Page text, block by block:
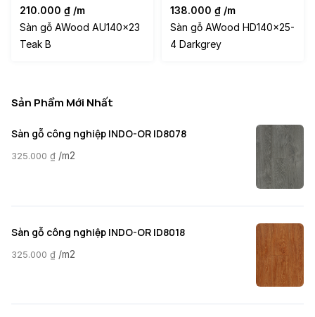
210.000 ₫ /m
Sàn gỗ AWood AU140x23
Teak B
138.000 ₫ /m
Sàn gỗ AWood HD140x25-
4 Darkgrey
Sản Phẩm Mới Nhất
Sàn gỗ công nghiệp INDO-OR ID8078
325.000 ₫ /m2
Sàn gỗ công nghiệp INDO-OR ID8018
325.000 ₫ /m2